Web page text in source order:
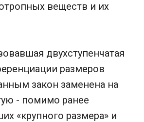
веществ и их
двухступенчатая
размеров
закон заменена на
- помимо ранее
«крупного размера» и